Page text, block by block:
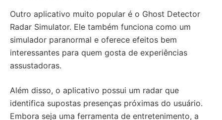
Outro aplicativo muito popular é o Ghost Detector
Radar Simulator. Ele também funciona como um
simulador paranormal e oferece efeitos bem
interessantes para quem gosta de experiências
assustadoras.
Além disso, o aplicativo possui um radar que
identifica supostas presenças próximas do usuário.
Embora seja uma ferramenta de entretenimento, a